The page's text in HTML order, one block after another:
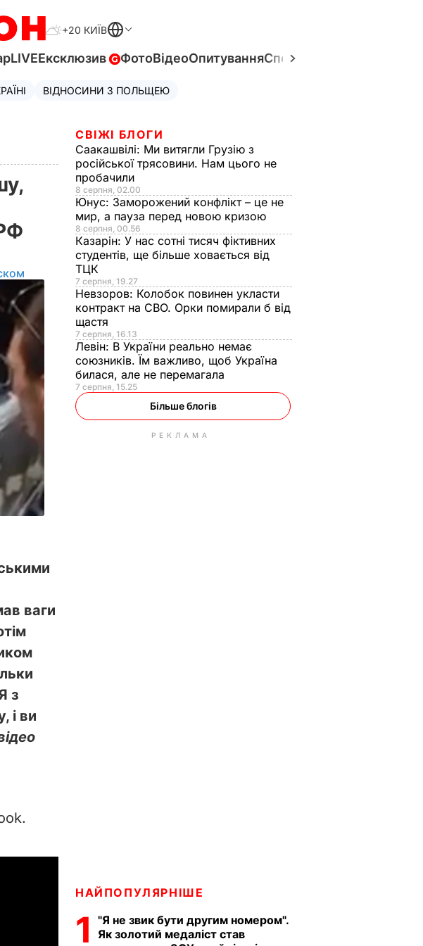
+20 КИЇВ
LIVEЕксклюзив ФотоВідеоОпитуванняСпецпроєкти
ВІДНОСИНИ З ПОЛЬЩЕЮ
ваги
з
і ви
СВІЖІ БЛОГИ
Саакашвілі: Ми витягли Грузію з
російської трясовини. Нам цього не
пробачили
8 серпня, 02.00
Юнус: Заморожений конфлікт – це не
мир, а пауза перед новою кризою
8 серпня, 00.56
Казарін: У нас сотні тисяч фіктивних
студентів, ще більше ховається від
ТЦК
7 серпня, 19.27
Невзоров: Колобок повинен укласти
контракт на СВО. Орки помирали б від
щастя
7 серпня, 16.13
Левін: В України реально немає
союзників. Їм важливо, щоб Україна
билася, але не перемагала
7 серпня, 15.25
Більше блогів
РЕКЛАМА
НАЙПОПУЛЯРНІШЕ
1
"Я не звик бути другим номером".
Як золотий медаліст став